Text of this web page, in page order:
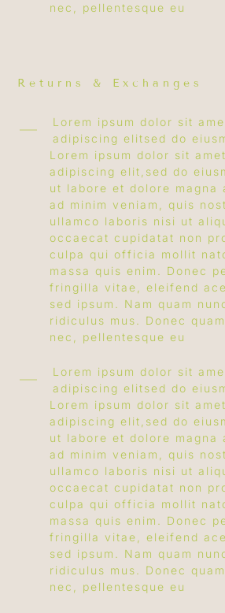
nec, pellentesque eu
Returns & Exchanges
Lorem ipsum dolor sit
adipiscing elitsed do
Lorem ipsum dolor sit
adipiscing elit,sed do
ut labore et dolore magna
ad minim veniam, quis
ullamco laboris nisi ut
occaecat cupidatat non
culpa qui officia mollit
massa quis enim. Donec
fringilla vitae, eleifend
sed ipsum. Nam quam
ridiculus mus. Donec
nec, pellentesque eu
Lorem ipsum dolor sit
adipiscing elitsed do
Lorem ipsum dolor sit
adipiscing elit,sed do
ut labore et dolore magna
ad minim veniam, quis
ullamco laboris nisi ut
occaecat cupidatat non
culpa qui officia mollit
massa quis enim. Donec
fringilla vitae, eleifend
sed ipsum. Nam quam
ridiculus mus. Donec
nec, pellentesque eu